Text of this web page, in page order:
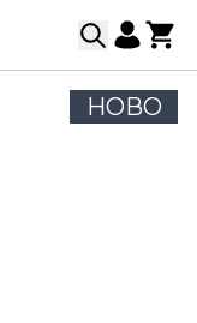
НОВО